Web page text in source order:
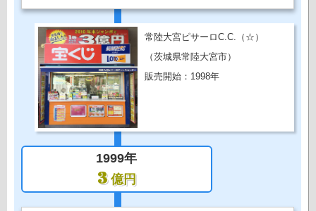
常陸大宮ピサーロC.C.（☆）
（茨城県常陸大宮市）
販売開始：1998年
1999年
3億円